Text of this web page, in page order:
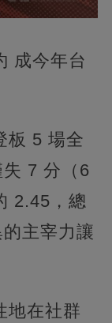
成今年台
板 5 場全
7 分（6
2.45，總
主宰力讓
地在社群